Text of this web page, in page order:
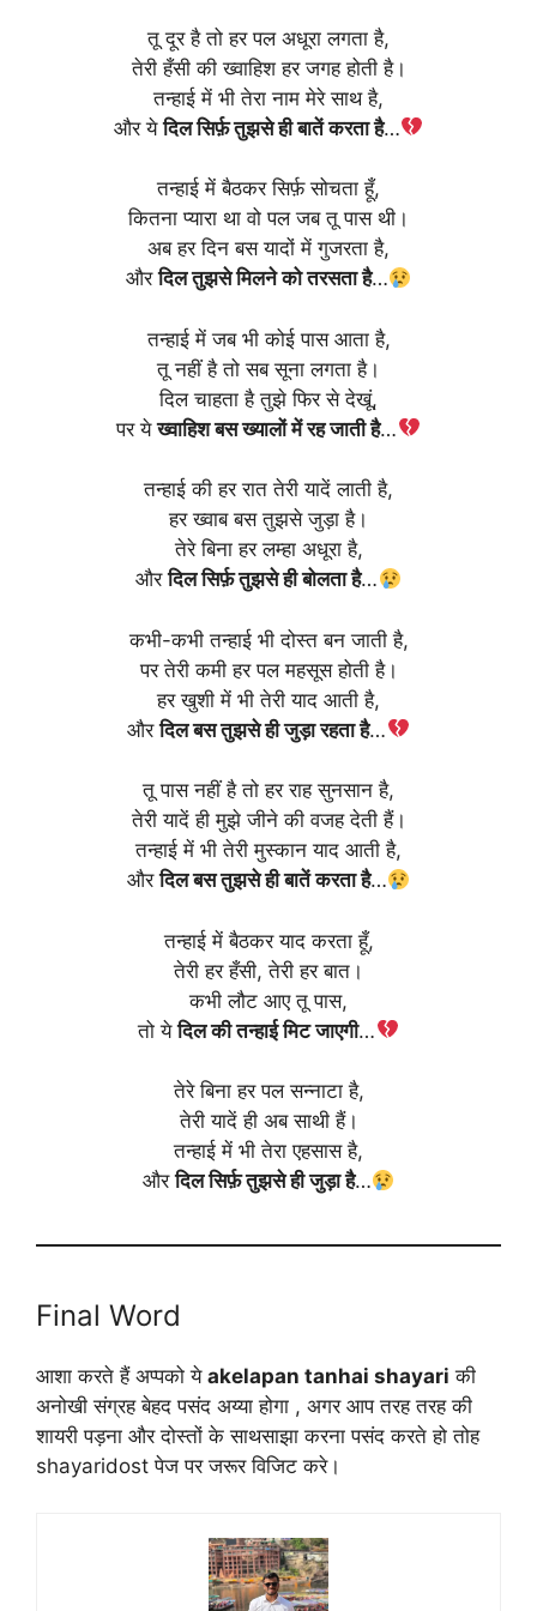
तू दूर है तो हर पल अधूरा लगता है,
तेरी हँसी की ख्वाहिश हर जगह होती है।
तन्हाई में भी तेरा नाम मेरे साथ है,
और येदिल सिर्फ़ तुझसे ही बातें करता है…
तन्हाई में बैठकर सिर्फ़ सोचता हूँ,
कितना प्यारा था वो पल जब तू पास थी।
अब हर दिन बस यादों में गुजरता है,
औरदिल तुझसे मिलने को तरसता है…
तन्हाई में जब भी कोई पास आता है,
तू नहीं है तो सब सूना लगता है।
दिल चाहता है तुझे फिर से देखूं,
पर येख्वाहिश बस ख्यालों में रह जाती है…
तन्हाई की हर रात तेरी यादें लाती है,
हर ख्वाब बस तुझसे जुड़ा है।
तेरे बिना हर लम्हा अधूरा है,
औरदिल सिर्फ़ तुझसे ही बोलता है…
कभी-कभी तन्हाई भी दोस्त बन जाती है,
पर तेरी कमी हर पल महसूस होती है।
हर खुशी में भी तेरी याद आती है,
औरदिल बस तुझसे ही जुड़ा रहता है…
तू पास नहीं है तो हर राह सुनसान है,
तेरी यादें ही मुझे जीने की वजह देती हैं।
तन्हाई में भी तेरी मुस्कान याद आती है,
औरदिल बस तुझसे ही बातें करता है…
तन्हाई में बैठकर याद करता हूँ,
तेरी हर हँसी, तेरी हर बात।
कभी लौट आए तू पास,
तो येदिल की तन्हाई मिट जाएगी…
तेरे बिना हर पल सन्नाटा है,
तेरी यादें ही अब साथी हैं।
तन्हाई में भी तेरा एहसास है,
औरदिल सिर्फ़ तुझसे ही जुड़ा है…
Final Word
आशा करते हैं अप्पको ये akelapan tanhai shayari की
अनोखी संग्रह बेहद पसंद अय्या होगा , अगर आप तरह तरह की
शायरी पड़ना और दोस्तों के साथसाझा करना पसंद करते हो तोह
shayaridost पेज पर जरूर विजिट करे।